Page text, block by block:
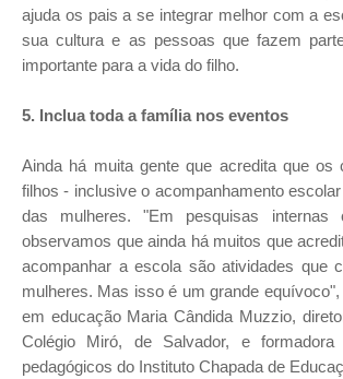
ajuda os pais a se integrar melhor com a
sua cultura e as pessoas que fazem
importante para a vida do filho.
5. Inclua toda a família nos eventos
Ainda há muita gente que acredita que os
filhos - inclusive o acompanhamento
das mulheres. "Em pesquisas
observamos que ainda há muitos que
acompanhar a escola são atividades que
mulheres. Mas isso é um grande
em educação Maria Cândida Muzzio,
Colégio Miró, de Salvador, e formadora
pedagógicos do Instituto Chapada de